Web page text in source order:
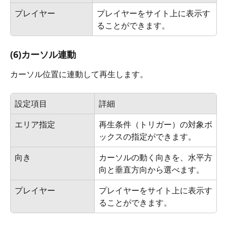
プレイヤー
プレイヤーをサイト上に表示す
ることができます。
(6)カーソル連動
カーソル位置に連動して再生します。
設定項目
詳細
エリア指定
再生条件（トリガー）の対象ボ
ックスの指定ができます。
向き
カーソルの動く向きを、水平方
向と垂直方向から選べます。
プレイヤー
プレイヤーをサイト上に表示す
ることができます。